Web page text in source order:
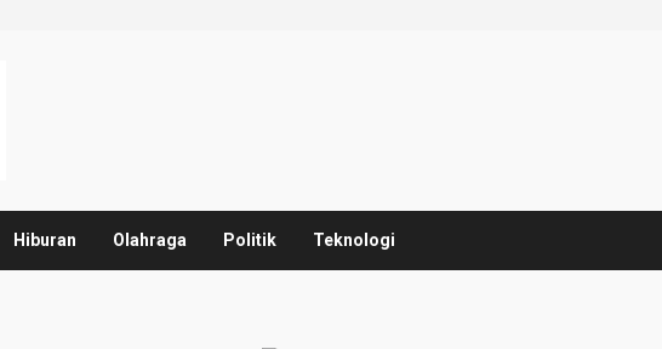
Hiburan Olahraga Politik Teknologi